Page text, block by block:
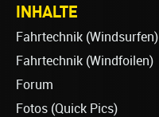
INHALTE
Fahrtechnik (Windsurfen)
Fahrtechnik (Windfoilen)
Forum
Fotos (Quick Pics)